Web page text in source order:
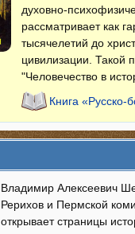
духовно-
рассматривает как
тысячелетий до
цивилизации. Такой
"Человечество в
Книга «Русско-
Владимир Алексеевич
Рерихов и Пермской
открывает страницы